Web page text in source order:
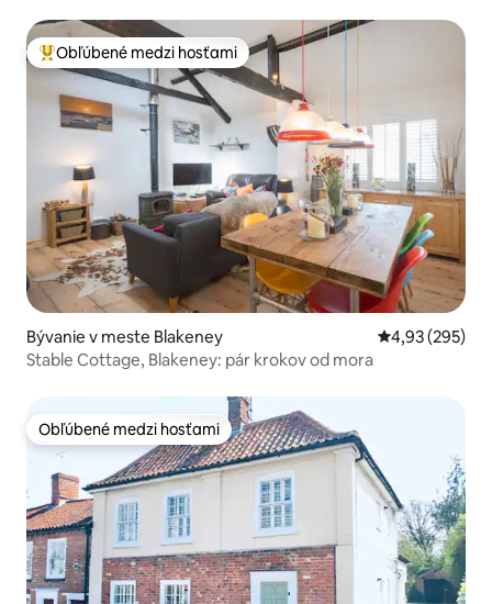
Najobľúbenejšie medzi hosťami
Obľúbené medzi hosťami
Bývanie v meste Blakeney Priemerné
4,93 (295)
Stable Cottage, Blakeney: pár krokov od mora
Obľúbené medzi hosťami
Obľúbené medzi hosťami